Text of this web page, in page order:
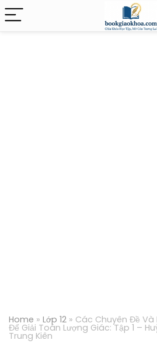
Home » Lớp 12 » Các Chuyên Đề Và
Để Giải Toán Lượng Giác: Tập 1 –
Trung Kiên